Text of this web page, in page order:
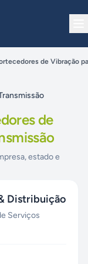
de Vibração
de
estado e
Distribuição
Serviços